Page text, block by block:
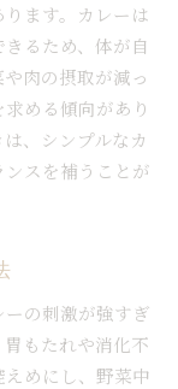
ます。カレーは
るため、体が自
肉の摂取が減っ
める傾向があり
、シンプルなカ
スを補うことが
の刺激が強すぎ
もたれや消化不
めにし、野菜中